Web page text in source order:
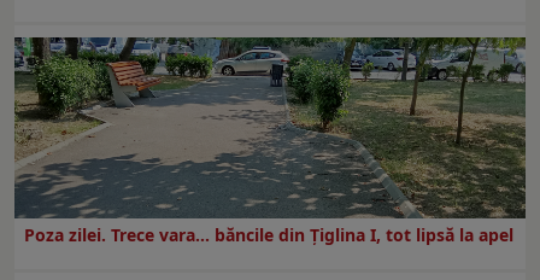
Poza zilei. Trece vara… băncile din Ţiglina I, tot lipsă la apel